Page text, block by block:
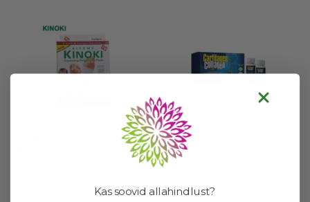
Kinoki detox jalaplaastrid
"Bottega Di LungaVita
Cartilagen Collagen"
liigeste ja luude terviseks,
2 laos
Kas soovid allahindlust?